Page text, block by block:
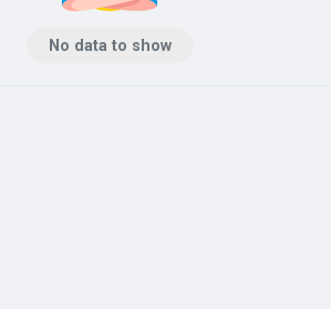
No data to show